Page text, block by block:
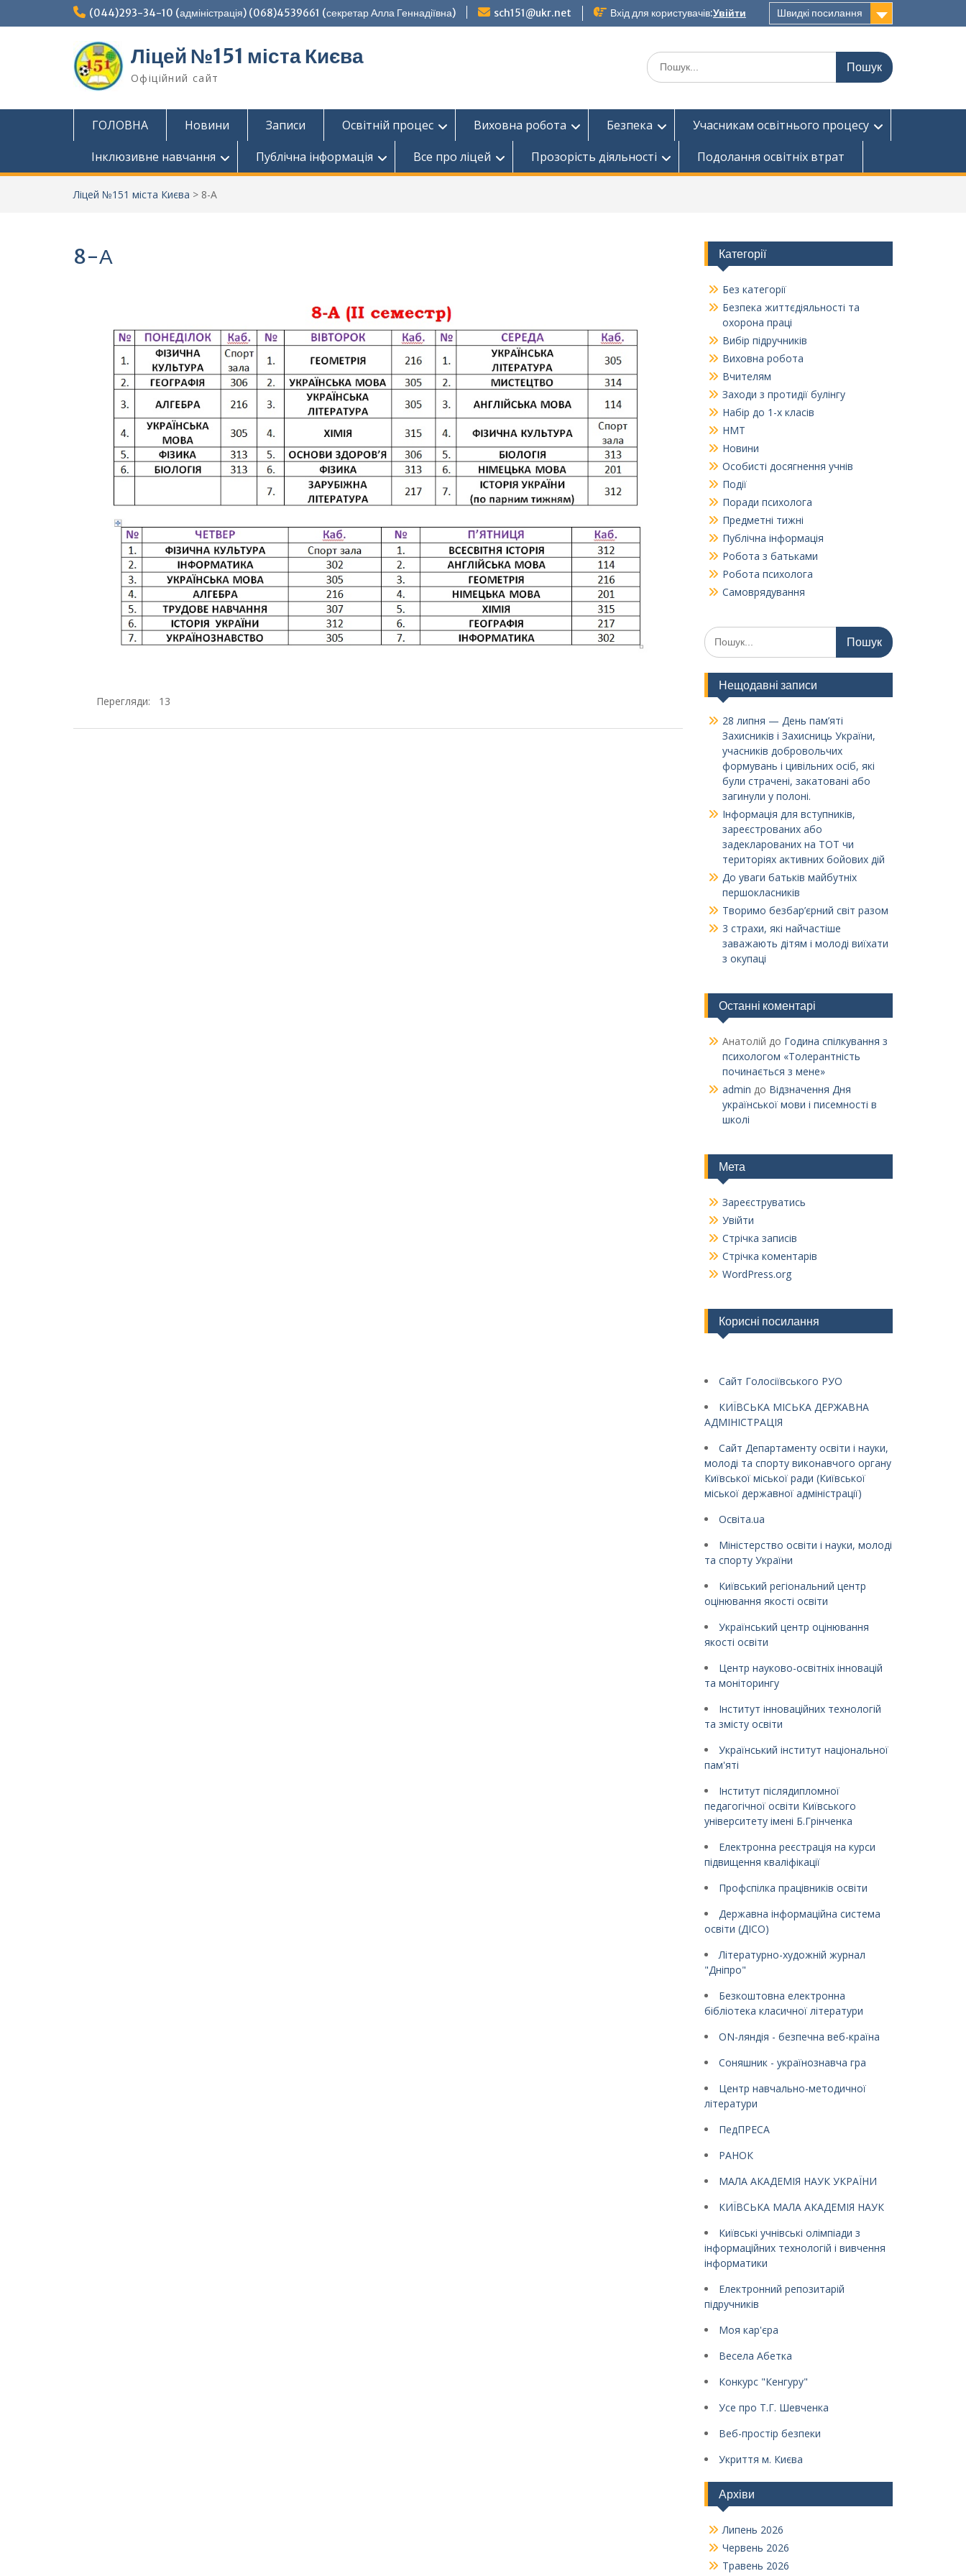
(044)293-34-10 (адміністрація) (068)4539661 (секретар Алла Геннадіївна) sch151@ukr.net Вхід для користувачів:Увійти Швидкі посилання
Ліцей №151 міста Києва
Офіційний сайт
Шукати:
ГОЛОВНА Новини Записи Освітній процес Виховна робота Безпека
Учасникам освітнього процесу
Інклюзивне навчання
Публічна інформація Все про ліцей Прозорість діяльності Подолання освітніх втрат
Ліцей №151 міста Києва > 8-А
8-А
Перегляди: 13
Категорії
Без категорії
Безпека життєдіяльності та
охорона праці
Вибір підручників
Виховна робота
Вчителям
Заходи з протидії булінгу
Набір до 1-х класів
НМТ
Новини
Особисті досягнення учнів
Події
Поради психолога
Предметні тижні
Публічна інформація
Робота з батьками
Робота психолога
Самоврядування
Шукати:
Нещодавні записи
28 липня — День пам’яті
Захисників і Захисниць України,
учасників добровольчих
формувань і цивільних осіб, які
були страчені, закатовані або
загинули у полоні.
Інформація для вступників,
зареєстрованих або
задекларованих на ТОТ чи
територіях активних бойових дій
До уваги батьків майбутніх
першокласників
Творимо безбар’єрний світ разом
3 страхи, які найчастіше
заважають дітям і молоді виїхати
з окупаці
Останні коментарі
Анатолій до Година спілкування з
психологом «Толерантність
починається з мене»
admin до Відзначення Дня
української мови і писемності в
школі
Мета
Зареєструватись
Увійти
Стрічка записів
Стрічка коментарів
WordPress.org
Корисні посилання
Сайт Голосіївського РУО
КИЇВСЬКА МІСЬКА ДЕРЖАВНА
АДМІНІСТРАЦІЯ
Сайт Департаменту освіти і науки,
молоді та спорту виконавчого органу
Київської міської ради (Київської
міської державної адміністрації)
Освіта.ua
Міністерство освіти і науки, молоді
та спорту України
Київський регіональний центр
оцінювання якості освіти
Український центр оцінювання
якості освіти
Центр науково-освітніх інновацій
та моніторингу
Інститут інноваційних технологій
та змісту освіти
Український інститут національної
пам'яті
Інститут післядипломної
педагогічної освіти Київського
університету імені Б.Грінченка
Електронна реєстрація на курси
підвищення кваліфікації
Профспілка працівників освіти
Державна інформаційна система
освіти (ДІСО)
Літературно-художній журнал
"Дніпро"
Безкоштовна електронна
бібліотека класичної літератури
ON-ляндія - безпечна веб-країна
Соняшник - українознавча гра
Центр навчально-методичної
літератури
ПедПРЕСА
РАНОК
МАЛА АКАДЕМІЯ НАУК УКРАЇНИ
КИЇВСЬКА МАЛА АКАДЕМІЯ НАУК
Київські учнівські олімпіади з
інформаційних технологій і вивчення
інформатики
Електронний репозитарій
підручників
Моя кар'єра
Весела Абетка
Конкурс "Кенгуру"
Усе про Т.Г. Шевченка
Веб-простір безпеки
Укриття м. Києва
Архіви
Липень 2026
Червень 2026
Травень 2026